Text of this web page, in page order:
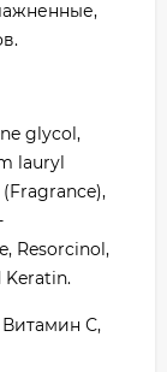
glycol,
lauryl
Resorcinol,
Keratin.
С,